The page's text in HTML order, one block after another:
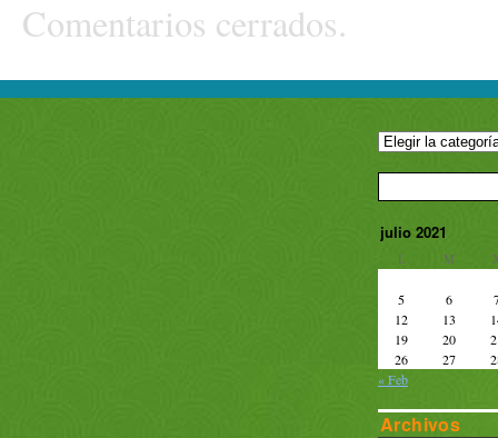
Comentarios cerrados.
julio 2021
L M
5 6
12
13
19
20
26
27
« Feb
Archivos